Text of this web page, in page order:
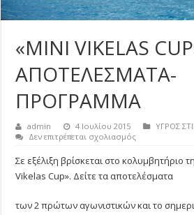
«MINI VIKELAS
ΑΠΟΤΕΛΕΣΜΑΤΑ-
ΠΡΟΓΡΑΜΜΑ
admin 4 Ιουλίου 2015
ΥΓΡΟΣ
Δεν επιτρέπεται σχολιασμόςστο
VIKELAS
CUP»-
ΑΠΟΤΕΛΕΣΜΑΤΑ-
Σε εξέλιξη βρίσκεται στο κολυμβητήριο
Vikelas Cup». Δείτε τα αποτελέσματα
των 2 πρώτων αγωνιστικών και το